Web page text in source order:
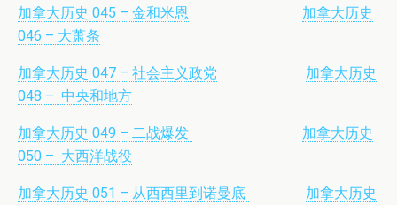
加拿大历史 045 – 金和米恩
加拿大历史
046 – 大萧条
加拿大历史 047 – 社会主义政党
加拿大历史
048 – 中央和地方
加拿大历史 049 – 二战爆发
加拿大历史
050 – 大西洋战役
加拿大历史 051 – 从西西里到诺曼底
加拿大历史